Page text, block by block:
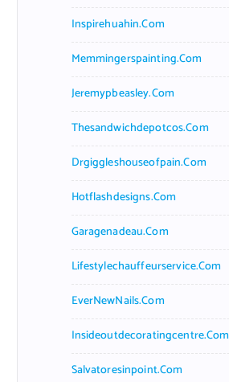
Inspirehuahin.com
Memmingerspainting.com
Jeremypbeasley.com
Thesandwichdepotcos.com
Drgiggleshouseofpain.com
Hotflashdesigns.com
Garagenadeau.com
Lifestylechauffeurservice.com
EverNewNails.com
Insideoutdecoratingcentre.com
Salvatoresinpoint.com